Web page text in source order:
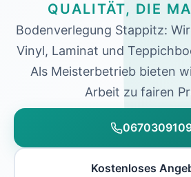
QUALITÄT, DIE
Bodenverlegung Stappitz:
Vinyl, Laminat und
Als Meisterbetrieb bieten
Arbeit zu fairen
Kostenloses